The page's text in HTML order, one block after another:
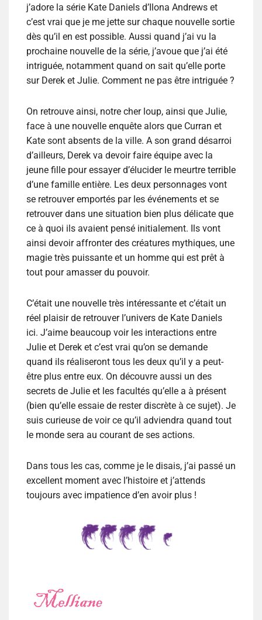
j’adore la série Kate Daniels d’Ilona Andrews et
c’est vrai que je me jette sur chaque nouvelle sortie
dès qu’il en est possible. Aussi quand j’ai vu la
prochaine nouvelle de la série, j’avoue que j’ai été
intriguée, notamment quand on sait qu’elle porte
sur Derek et Julie. Comment ne pas être intriguée ?
On retrouve ainsi, notre cher loup, ainsi que Julie,
face à une nouvelle enquête alors que Curran et
Kate sont absents de la ville. A son grand désarroi
d’ailleurs, Derek va devoir faire équipe avec la
jeune fille pour essayer d’élucider le meurtre terrible
d’une famille entière. Les deux personnages vont
se retrouver emportés par les événements et se
retrouver dans une situation bien plus délicate que
ce à quoi ils avaient pensé initialement. Ils vont
ainsi devoir affronter des créatures mythiques, une
magie très puissante et un homme qui est prêt à
tout pour amasser du pouvoir.
C’était une nouvelle très intéressante et c’était un
réel plaisir de retrouver l’univers de Kate Daniels
ici. J’aime beaucoup voir les interactions entre
Julie et Derek et c’est vrai qu’on se demande
quand ils réaliseront tous les deux qu’il y a peut-
être plus entre eux. On découvre aussi un des
secrets de Julie et les facultés qu’elle a à présent
(bien qu’elle essaie de rester discrète à ce sujet). Je
suis curieuse de voir ce qu’il adviendra quand tout
le monde sera au courant de ses actions.
Dans tous les cas, comme je le disais, j’ai passé un
excellent moment avec l’histoire et j’attends
toujours avec impatience d’en avoir plus !